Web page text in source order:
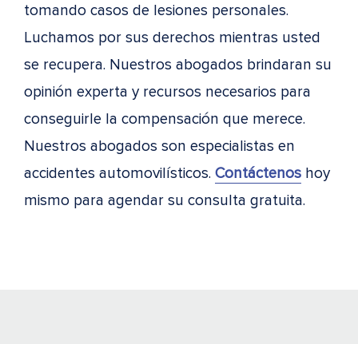
tomando casos de lesiones personales.
Luchamos por sus derechos mientras usted
se recupera. Nuestros abogados brindaran su
opinión experta y recursos necesarios para
conseguirle la compensación que merece.
Nuestros abogados son especialistas en
accidentes automovilísticos. Contáctenos hoy
mismo para agendar su consulta gratuita.